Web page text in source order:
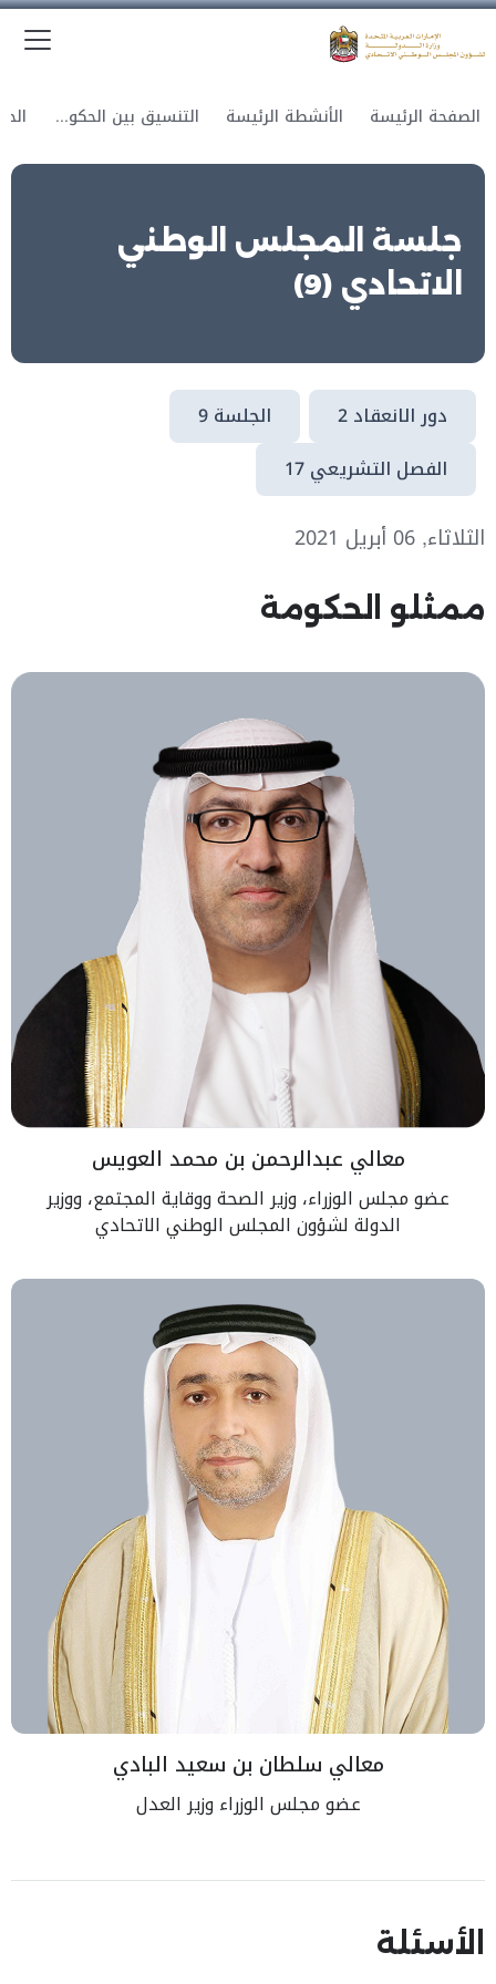
الصفحة الرئيسة الأنشطة الرئيسة التنسيق بين الحكومة والمجلس
جلسة المجلس الوطني
الاتحادي (9)
دور الانعقاد 2
الجلسة 9
الفصل التشريعي 17
الثلاثاء, 06 أبريل 2021
ممثلو الحكومة
معالي عبدالرحمن بن محمد العويس
عضو مجلس الوزراء، وزير الصحة ووقاية المجتمع، ووزير
الدولة لشؤون المجلس الوطني الاتحادي
معالي سلطان بن سعيد البادي
عضو مجلس الوزراء وزير العدل
الأسئلة